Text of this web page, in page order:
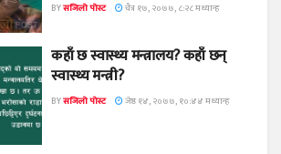
BYसजिलो पोस्ट चैत्र १७, २०७७, ८:२८ मध्यान्ह
कहाँ छ स्वास्थ्य मन्त्रालय? कहाँ छन्
स्वास्थ्य मन्त्री?
BYसजिलो पोस्ट जेष्ठ १४, २०७७, १०:४४ मध्यान्ह